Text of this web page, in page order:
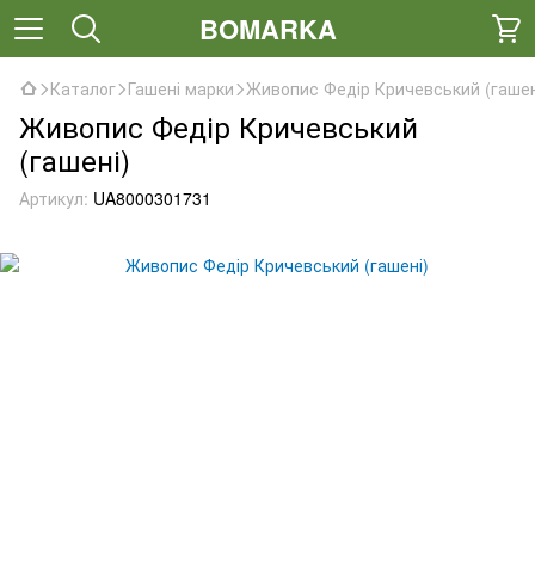
BOMARKA
Каталог Гашені марки Живопис Федір Кричевський
Живопис Федір Кричевський
(гашені)
Артикул: UA8000301731